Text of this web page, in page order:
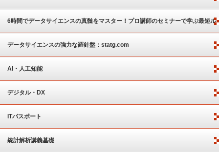
6時間でデータサイエンスの真髄をマスター！プロ講師のセミナーで学ぶ最短ル
ート
データサイエンスの強力な羅針盤：statg.com
AI・人工知能
デジタル・DX
ITパスポート
統計解析講義基礎